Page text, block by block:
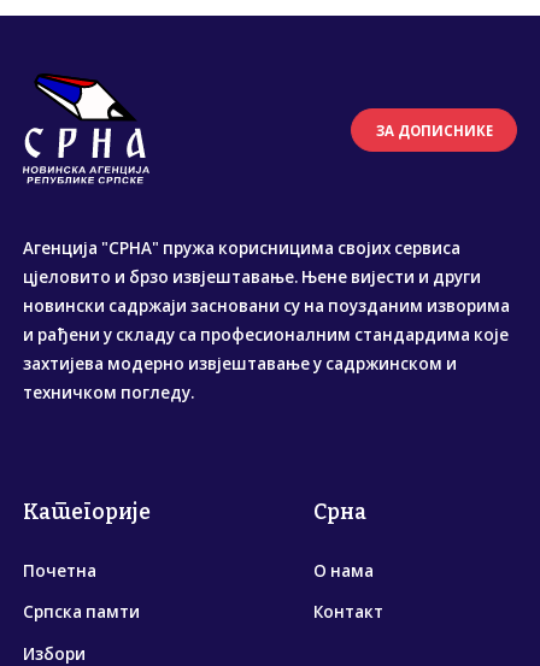
ЗА ДОПИСНИКЕ
Агенција "СРНА" пружа корисницима својих сервиса
цјеловито и брзо извјештавање. Њене вијести и други
новински садржаји засновани су на поузданим изворима
и рађени у складу са професионалним стандардима које
захтијева модерно извјештавање у садржинском и
техничком погледу.
Категорије
Почетна
Српска памти
Избори
Срна
О нама
Контакт